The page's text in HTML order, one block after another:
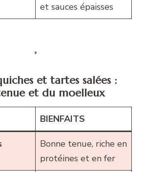
et sauces épaisses
et tartes salées :
et du moelleux
BIENFAITS
Bonne tenue, riche en
protéines et en fer